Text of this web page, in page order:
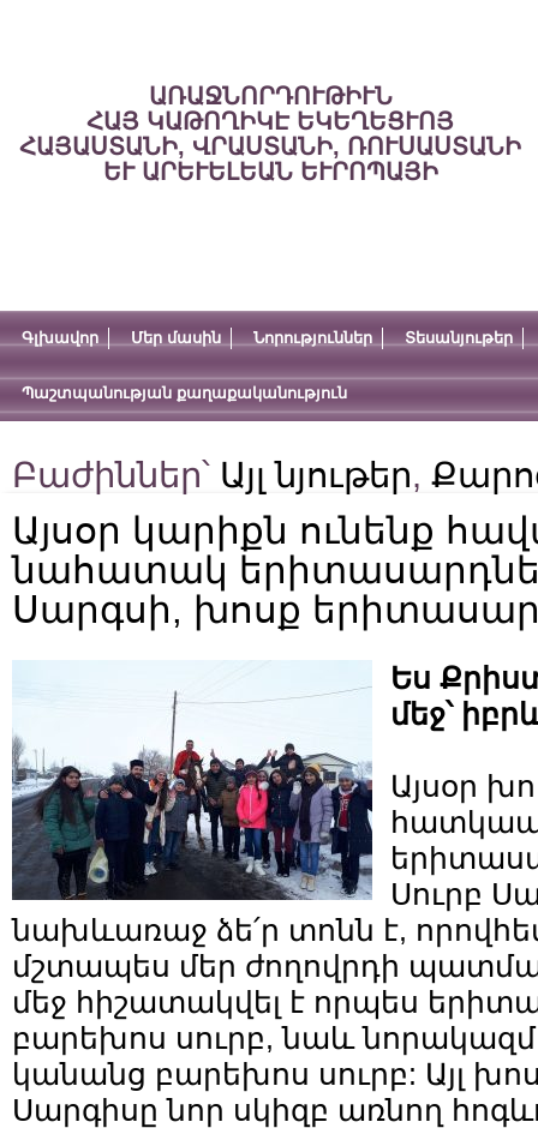
ԱՌԱՋՆՈՐԴՈՒԹԻՒՆ
ՀԱՅ ԿԱԹՈՂԻԿԷ ԵԿԵՂԵՑՒՈՅ
ՀԱՅԱՍՏԱՆԻ, ՎՐԱՍՏԱՆԻ, ՌՈՒՍԱՍՏԱՆԻ
ԵՒ ԱՐԵՒԵԼԵԱՆ ԵՒՐՈՊԱՅԻ
Գլխավոր Մեր մասին Նորություններ Տեսանյութեր
Պաշտպանության քաղաքականություն
Բաժիններ՝ Այլ նյութեր,
Այսօր կարիքն ունենք
նահատակ
Սարգսի, խոսք
Ես
մեջ՝
Այսօր
Սուրբ
նախևառաջ ձե՛ր տոնն է,
մշտապես մեր ժողովրդի
մեջ հիշատակվել է որպես
բարեխոս սուրբ, նաև
կանանց բարեխոս սուրբ: Այլ
Սարգիսը նոր սկիզբ առնող